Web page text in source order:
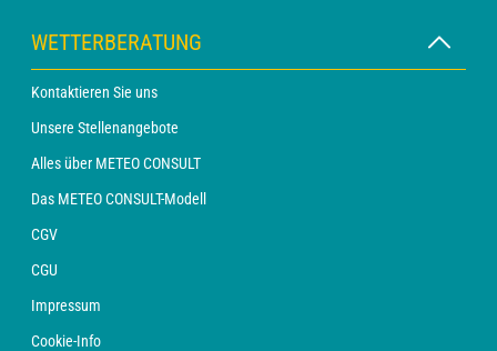
WETTERBERATUNG
Kontaktieren Sie uns
Unsere Stellenangebote
Alles über METEO CONSULT
Das METEO CONSULT-Modell
CGV
CGU
Impressum
Cookie-Info